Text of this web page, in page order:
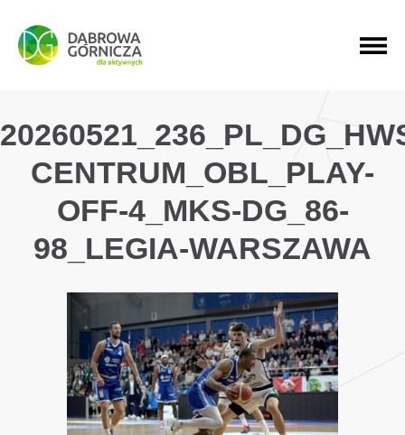
PRZEJDŹ DO MENU GŁÓWNEGO
PRZEJDŹ DO WYSZUKIWARKI
PRZEJDŹ DO TREŚCI
CENTRUM_OBL_PLAY-
OFF-4_MKS-DG_86-
98_LEGIA-WARSZAWA